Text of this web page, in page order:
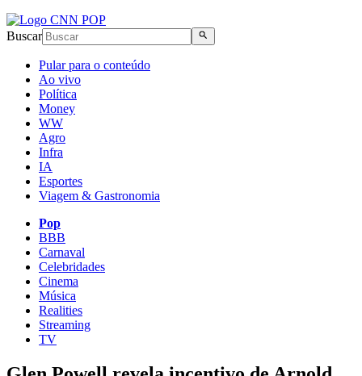
Buscar
Pular para o conteúdo
Ao vivo
Política
Money
WW
Agro
Infra
IA
Esportes
Viagem & Gastronomia
Pop
BBB
Carnaval
Celebridades
Cinema
Música
Realities
Streaming
TV